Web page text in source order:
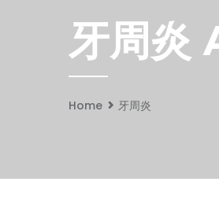
牙周炎
Home 牙周炎